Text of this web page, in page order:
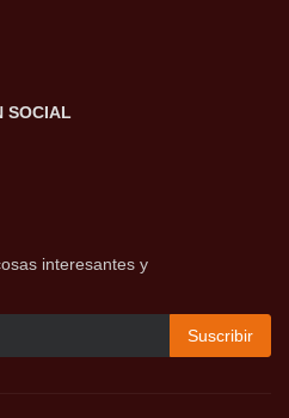
SOCIAL
interesantes y
Suscribir